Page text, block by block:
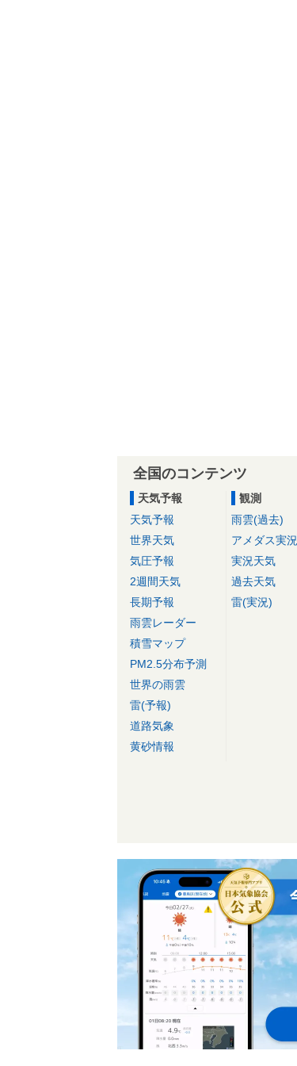
全国のコンテンツ
天気予報
天気予報
世界天気
気圧予報
2週間天気
長期予報
雨雲レーダー
積雪マップ
PM2.5分布予測
世界の雨雲
雷(予報)
道路気象
黄砂情報
観測
雨雲(過去)
アメダス実況
実況天気
過去天気
雷(実況)